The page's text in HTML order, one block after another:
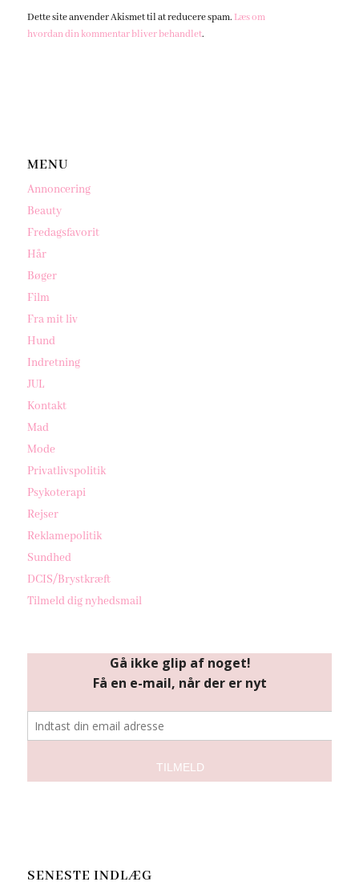
Dette site anvender Akismet til at reducere spam. Læs om
hvordan din kommentar bliver behandlet.
MENU
Annoncering
Beauty
Fredagsfavorit
Hår
Bøger
Film
Fra mit liv
Hund
Indretning
JUL
Kontakt
Mad
Mode
Privatlivspolitik
Psykoterapi
Rejser
Reklamepolitik
Sundhed
DCIS/Brystkræft
Tilmeld dig nyhedsmail
SENESTE INDLÆG